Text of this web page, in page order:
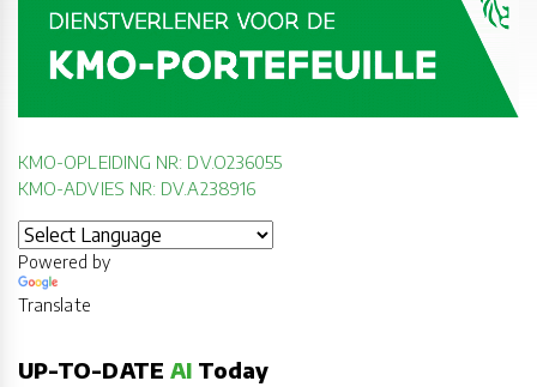
KMO-OPLEIDING NR: DV.O236055
KMO-ADVIES NR: DV.A238916
Powered by
Translate
UP-TO-DATE AI Today